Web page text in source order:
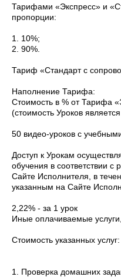
Тарифами «Экспресс» и
пропорции:
1. 10%;
2. 90%.
Тариф «Стандарт с
Наполнение Тарифа:
Стоимость в % от Тарифа
(стоимость Уроков
50 видео-уроков с
Доступ к Урокам
обучения в соответствии
Сайте Исполнителя, в
указанным на Сайте
2,22% - за 1 урок
Иные оплачиваемые
Стоимость указанных услуг:
1. Проверка домашних